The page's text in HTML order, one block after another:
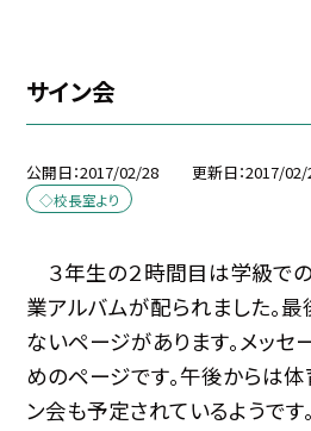
サイン会
公開日 2017/02/28 更新日 2017/02/
◇校長室より
３年生の２時間目は学級での
業アルバムが配られました。
ないページがあります。メッセ
めのページです。午後からは
ン会も予定されているようです